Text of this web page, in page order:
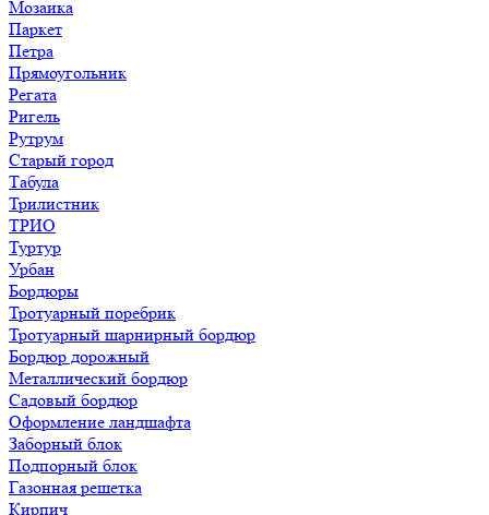
Мозаика
Паркет
Петра
Прямоугольник
Регата
Ригель
Рутрум
Старый город
Табула
Трилистник
ТРИО
Туртур
Урбан
Бордюры
Тротуарный поребрик
Тротуарный шарнирный бордюр
Бордюр дорожный
Металлический бордюр
Садовый бордюр
Оформление ландшафта
Заборный блок
Подпорный блок
Газонная решетка
Кирпич